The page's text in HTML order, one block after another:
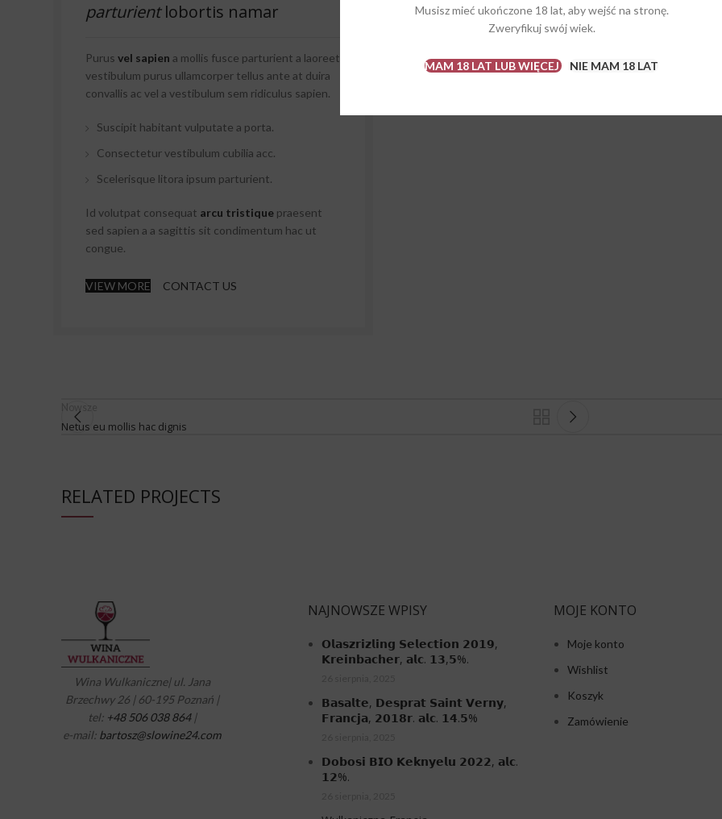
Musisz mieć ukończone 18 lat, aby wejść na stronę.
Zweryfikuj swój wiek.
MAM 18 LAT LUB WIĘCEJ NIE MAM 18 LAT
parturientlobortis namar
Purus vel sapien a mollis fusce parturient a laoreet
vestibulum purus ullamcorper tellus ante at duira
convallis ac vel a vestibulum sem ridiculus sapien.
Suscipit habitant vulputate a porta.
Consectetur vestibulum cubilia acc.
Scelerisque litora ipsum parturient.
Id volutpat consequat arcu tristique praesent
sed sapien a a sagittis sit condimentum hac ut
congue.
VIEW MORE CONTACT US
Nowsze
Netus eu mollis hac dignis
RELATED PROJECTS
Wina Wulkaniczne| ul. Jana
Brzechwy 26 | 60-195 Poznań |
tel: +48 506 038 864|
e-mail: bartosz@slowine24.com
NAJNOWSZE WPISY
𝗢𝗹𝗮𝘀𝘇𝗿𝗶𝘇𝗹𝗶𝗻𝗴 𝗦𝗲𝗹𝗲𝗰𝘁𝗶𝗼𝗻 𝟮𝟬𝟭𝟵,
𝗞𝗿𝗲𝗶𝗻𝗯𝗮𝗰𝗵𝗲𝗿, 𝗮𝗹𝗰. 𝟭𝟯,𝟱%.
𝗕𝗮𝘀𝗮𝗹𝘁𝗲, 𝗗𝗲𝘀𝗽𝗿𝗮𝘁 𝗦𝗮𝗶𝗻𝘁 𝗩𝗲𝗿𝗻𝘆,
𝗙𝗿𝗮𝗻𝗰𝗷𝗮, 𝟮𝟬𝟭𝟴𝗿. 𝗮𝗹𝗰. 𝟭𝟰.𝟱%
𝗗𝗼𝗯𝗼𝘀𝗶 𝗕𝗜𝗢 𝗞𝗲𝗸𝗻𝘆𝗲𝗹𝘂 𝟮𝟬𝟮𝟮, 𝗮𝗹𝗰.
𝟭𝟮%.
MOJE KONTO
Moje konto
Wishlist
Koszyk
Zamówienie